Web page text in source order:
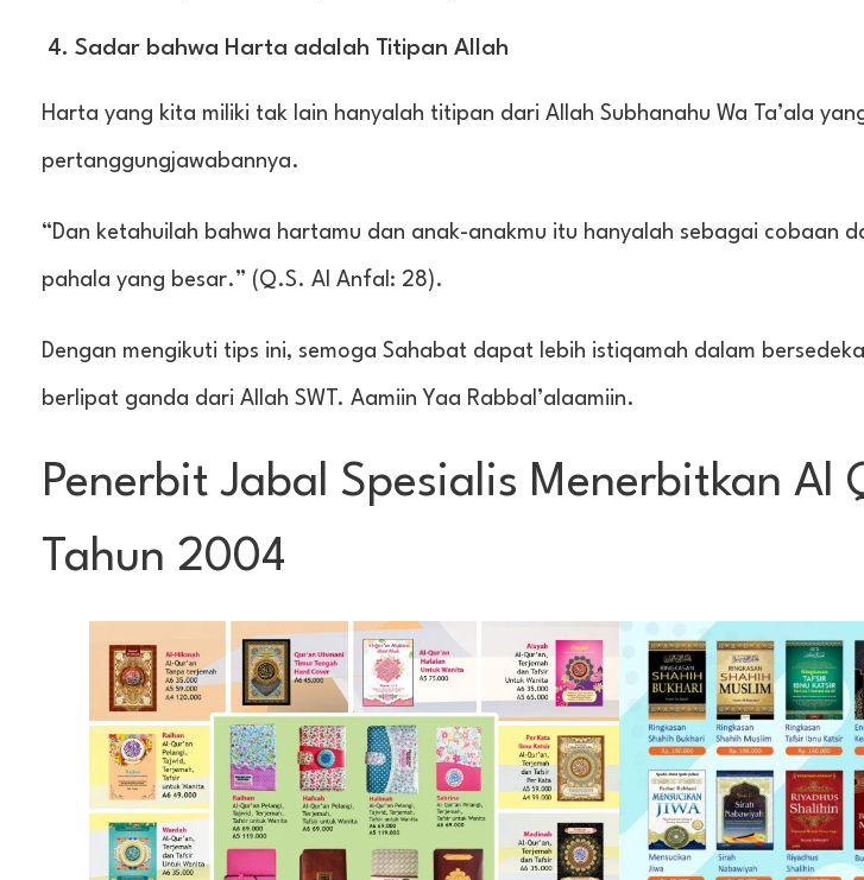
4. Sadar bahwa Harta adalah Titipan Allah
Harta yang kita miliki tak lain hanyalah titipan dari Allah Subhanahu Wa Ta’ala
pertanggungjawabannya.
“Dan ketahuilah bahwa hartamu dan anak-anakmu itu hanyalah sebagai cobaan
pahala yang besar.” (Q.S. Al Anfal: 28).
Dengan mengikuti tips ini, semoga Sahabat dapat lebih istiqamah dalam
berlipat ganda dari Allah SWT. Aamiin Yaa Rabbal’alaamiin.
Penerbit Jabal Spesialis Menerbitkan Al
Tahun 2004